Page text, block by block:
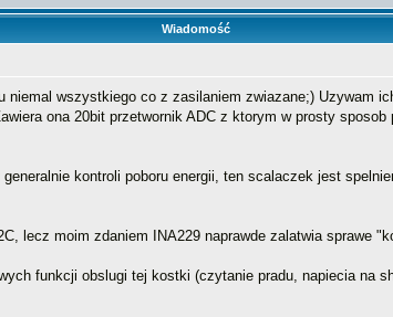
Wiadomość
wszystkiego co z zasilaniem zwiazane;) Uzywam
ona 20bit przetwornik ADC z ktorym w prosty sposob
kontroli poboru energii, ten scalaczek jest
lecz moim zdaniem INA229 naprawde zalatwia sprawe
funkcji obslugi tej kostki (czytanie pradu, napiecia na